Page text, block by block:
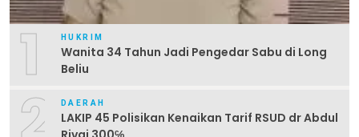
1 HUKRIM
Wanita 34 Tahun Jadi Pengedar Sabu di Long
Beliu
2 DAERAH
LAKIP 45 Polisikan Kenaikan Tarif RSUD dr Abdul